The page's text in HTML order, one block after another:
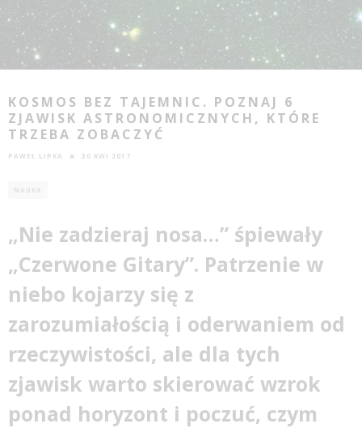
KOSMOS BEZ TAJEMNIC. POZNAJ 6
ZJAWISK ASTRONOMICZNYCH, KTÓRE
TRZEBA ZOBACZYĆ
PAWEŁ LIPKA 30 KWI 2017
NAUKA
„Nie zadzieraj nosa…” śpiewały
„Czerwone Gitary”. Patrzenie w
niebo kojarzy się z
zarozumiałością i oderwaniem od
rzeczywistości, ale dla tych
zjawisk warto skierować wzrok
ponad horyzont i poczuć, czym